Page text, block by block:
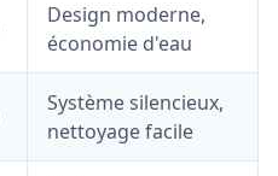
Design moderne,
économie d'eau
Système silencieux,
nettoyage facile